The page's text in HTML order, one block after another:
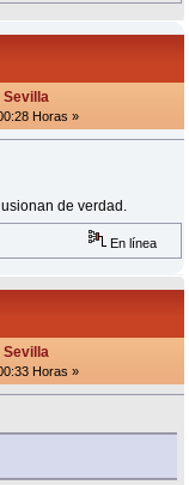
Horas »
de verdad.
En línea
Horas »